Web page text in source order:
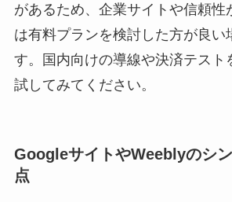
があるため、企業サイトや信頼性
は有料プランを検討した方が良い
す。国内向けの導線や決済テスト
試してみてください。
GoogleサイトやWeeblyのシ
点